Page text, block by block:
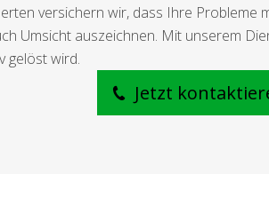
versichern wir, dass Ihre
Umsicht auszeichnen. Mit unserem
gelöst wird.
Jetzt